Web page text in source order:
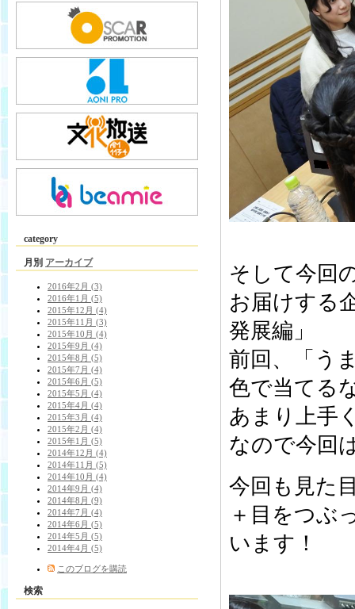
そして今回
お届けする
発展編」
前回、「う
色で当てる
あまり上手
なので今回
今回も見た
＋目をつぶ
います！
category
月別 アーカイブ
2016年2月 (3)
2016年1月 (5)
2015年12月 (4)
2015年11月 (3)
2015年10月 (4)
2015年9月 (4)
2015年8月 (5)
2015年7月 (4)
2015年6月 (5)
2015年5月 (4)
2015年4月 (4)
2015年3月 (4)
2015年2月 (4)
2015年1月 (5)
2014年12月 (4)
2014年11月 (5)
2014年10月 (4)
2014年9月 (4)
2014年8月 (9)
2014年7月 (4)
2014年6月 (5)
2014年5月 (5)
2014年4月 (5)
このブログを購読
検索